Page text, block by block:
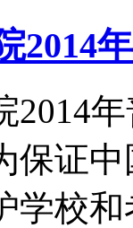
2014
2014
证中
学校